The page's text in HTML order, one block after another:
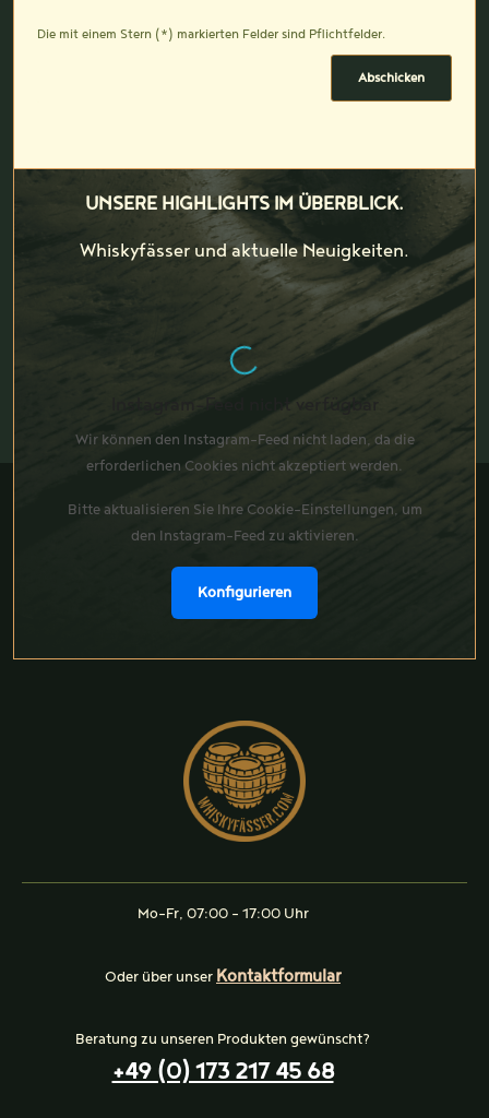
Die mit einem Stern (*) markierten Felder sind Pflichtfelder.
Abschicken
UNSERE HIGHLIGHTS IM ÜBERBLICK.
Whiskyfässer und aktuelle Neuigkeiten.
Instagram-Feed nicht verfügbar
Wir können den Instagram-Feed nicht laden, da die
erforderlichen Cookies nicht akzeptiert werden.
Bitte aktualisieren Sie Ihre Cookie-Einstellungen, um
den Instagram-Feed zu aktivieren.
Konfigurieren
Mo-Fr, 07:00 - 17:00 Uhr
Oder über unser Kontaktformular
Beratung zu unseren Produkten gewünscht?
+49 (0) 173 217 45 68